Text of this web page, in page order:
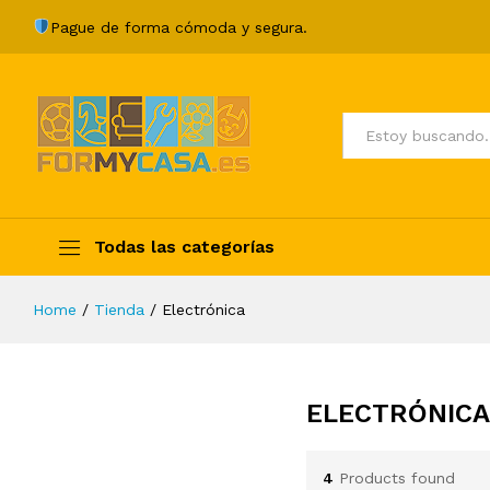
Pague de forma cómoda y segura.
Todos
Todas las categorías
Home / Tienda / Electrónica
ELECTRÓNICA
4 Products found